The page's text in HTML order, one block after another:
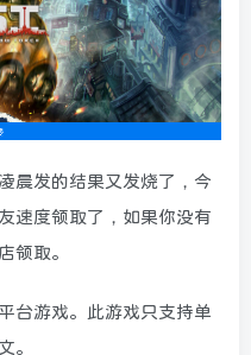
晨发的结果又发烧了，今
速度领取了，如果你没有
领取。
台游戏。此游戏只支持单
。